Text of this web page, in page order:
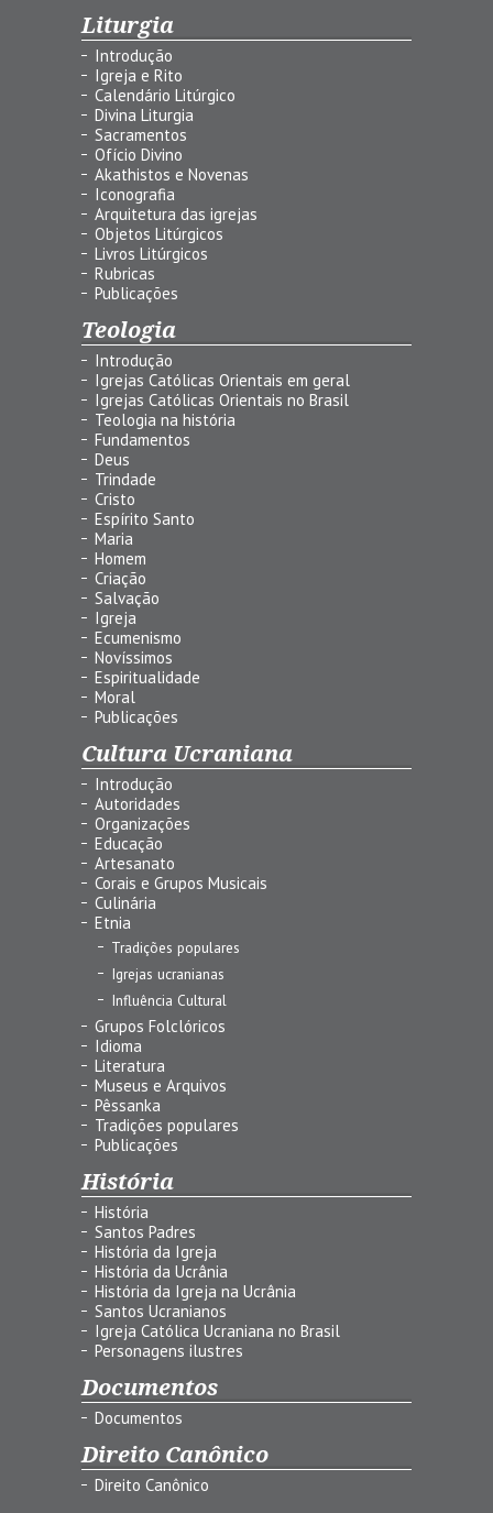
Liturgia
Introdução
Igreja e Rito
Calendário Litúrgico
Divina Liturgia
Sacramentos
Ofício Divino
Akathistos e Novenas
Iconografia
Arquitetura das igrejas
Objetos Litúrgicos
Livros Litúrgicos
Rubricas
Publicações
Teologia
Introdução
Igrejas Católicas Orientais em geral
Igrejas Católicas Orientais no Brasil
Teologia na história
Fundamentos
Deus
Trindade
Cristo
Espírito Santo
Maria
Homem
Criação
Salvação
Igreja
Ecumenismo
Novíssimos
Espiritualidade
Moral
Publicações
Cultura Ucraniana
Introdução
Autoridades
Organizações
Educação
Artesanato
Corais e Grupos Musicais
Culinária
Etnia
Tradições populares
Igrejas ucranianas
Influência Cultural
Grupos Folclóricos
Idioma
Literatura
Museus e Arquivos
Pêssanka
Tradições populares
Publicações
História
História
Santos Padres
História da Igreja
História da Ucrânia
História da Igreja na Ucrânia
Santos Ucranianos
Igreja Católica Ucraniana no Brasil
Personagens ilustres
Documentos
Documentos
Direito Canônico
Direito Canônico